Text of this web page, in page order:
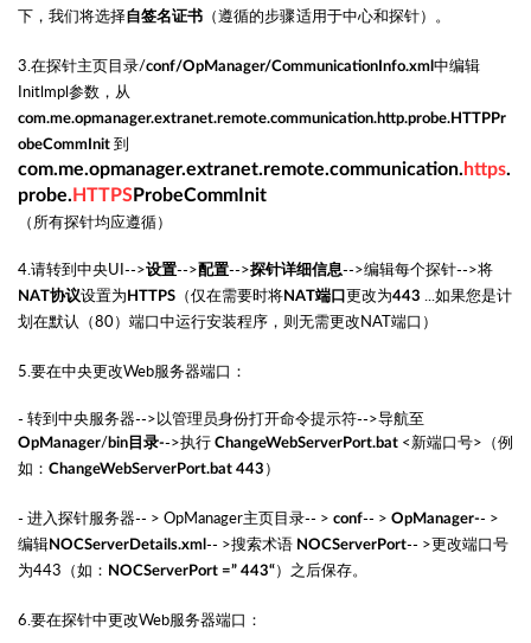
下 ，我们将选择自签名证书 （遵循的步骤适用于中心和探针）。
3.在探针主页目录/conf/OpManager/CommunicationInfo.xml 中编辑
Initlmpl参数， 从
com.me.opmanager.extranet.remote.communication.http.probe.HTTPPr
obeCommInit 到
com.me.opmanager.extranet.remote.communication. https.
probe. HTTPSProbeCommInit
（所有探针均应遵循）
4.请转到中央UI-->设置-->配置-->探针详细信息-->编辑每个探针-->将
NAT协议设置为 HTTPS （仅在需要时将NAT端口 更改为443 ...如果您是计
划在默认（80）端口中运行安装程序，则无需更改NAT端口）
5.要在中央更改Web服务器端口：
- 转到中央服务器-->以管理员身份打开命令提示符-->导航至
OpManager/bin目录-->执行 ChangeWebServerPort.bat <新端口号>（例
如： ChangeWebServerPort.bat 443 ）
- 进入探针服务器-- > OpManager主页目录-- > conf-- > OpManager-- >
编辑NOCServerDetails.xml -- >搜索术语 NOCServerPort-- >更改端口号
为443（如： NOCServerPort =” 443“）之后保存。
6.要在探针中更改Web服务器端口：